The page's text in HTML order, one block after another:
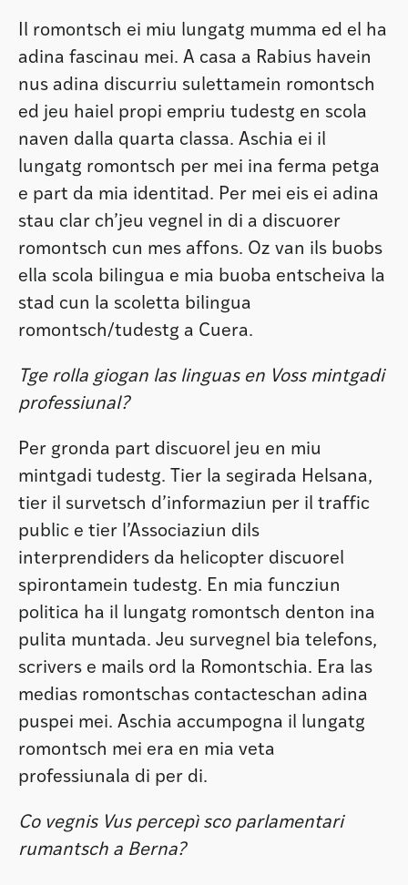
Il romontsch ei miu lungatg mumma ed el ha
adina fascinau mei. A casa a Rabius havein
nus adina discurriu sulettamein romontsch
ed jeu haiel propi empriu tudestg en scola
naven dalla quarta classa. Aschia ei il
lungatg romontsch per mei ina ferma petga
e part da mia identitad. Per mei eis ei adina
stau clar ch’jeu vegnel in di a discuorer
romontsch cun mes affons. Oz van ils buobs
ella scola bilingua e mia buoba entscheiva la
stad cun la scoletta bilingua
romontsch/tudestg a Cuera.
Tge rolla giogan las linguas en Voss mintgadi
professiunal?
Per gronda part discuorel jeu en miu
mintgadi tudestg. Tier la segirada Helsana,
tier il survetsch d’informaziun per il traffic
public e tier l’Associaziun dils
interprendiders da helicopter discuorel
spirontamein tudestg. En mia funcziun
politica ha il lungatg romontsch denton ina
pulita muntada. Jeu survegnel bia telefons,
scrivers e mails ord la Romontschia. Era las
medias romontschas contacteschan adina
puspei mei. Aschia accumpogna il lungatg
romontsch mei era en mia veta
professiunala di per di.
Co vegnis Vus percepì sco parlamentari
rumantsch a Berna?